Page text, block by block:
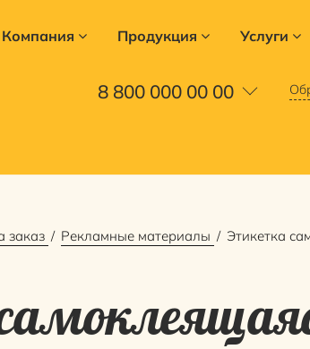
Компания Продукция Услуги
8 800 000 00 00
заказ Рекламные материалы Этикетка